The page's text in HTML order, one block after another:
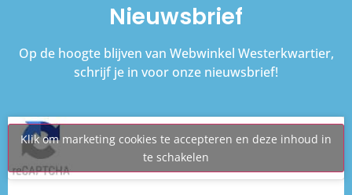
Nieuwsbrief
Op de hoogte blijven van Webwinkel Westerkwartier,
schrijf je in voor onze nieuwsbrief!
Klik om marketing cookies te accepteren en deze inhoud in
te schakelen